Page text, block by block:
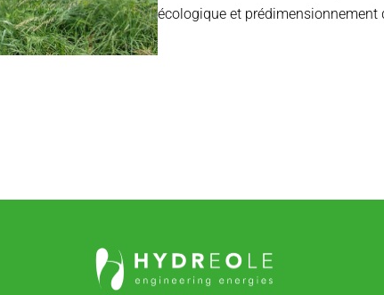
écologique et